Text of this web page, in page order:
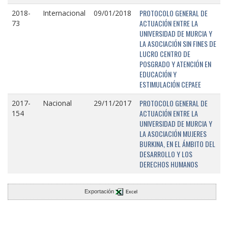
2018-
73
Internacional 09/01/2018
PROTOCOLO GENERAL DE
ACTUACIÓN ENTRE LA
UNIVERSIDAD DE MURCIA Y
LA ASOCIACIÓN SIN FINES DE
LUCRO CENTRO DE
POSGRADO Y ATENCIÓN EN
EDUCACIÓN Y
ESTIMULACIÓN CEPAEE
2017-
154
Nacional 29/11/2017
PROTOCOLO GENERAL DE
ACTUACIÓN ENTRE LA
UNIVERSIDAD DE MURCIA Y
LA ASOCIACIÓN MUJERES
BURKINA, EN EL ÁMBITO DEL
DESARROLLO Y LOS
DERECHOS HUMANOS
Exportación Excel